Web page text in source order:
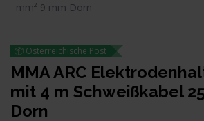
mm² 9 mm Dorn
📦 Österreichische Post
MMA ARC
mit 4 m Schweißkabel
Dorn